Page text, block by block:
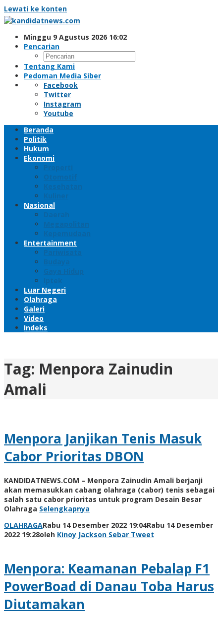
Lewati ke konten
Minggu 9 Agustus 2026 16:02
Pencarian
Tentang Kami
Pedoman Media Siber
Facebook
Twitter
Instagram
Youtube
Beranda
Politik
Hukum
Ekonomi
Properti
Otomotif
Kesehatan
Kuliner
Nasional
Daerah
Megapolitan
Kepemudaan
Entertainment
Pariwisata
Budaya
Gaya Hidup
Iptek
Luar Negeri
Olahraga
Galeri
Video
Indeks
Tag: Menpora Zainudin
Amali
Menpora Janjikan Tenis Masuk
Cabor Prioritas DBON
KANDIDATNEWS.COM – Menpora Zainudin Amali berjanji
akan memasukkan cabang olahraga (cabor) tenis sebagai
salah satu cabor prioritas untuk program Desain Besar
Olahraga Selengkapnya
OLAHRAGARabu 14 Desember 2022 19:04Rabu 14 Desember
2022 19:28oleh Kinoy Jackson Sebar Tweet
Menpora: Keamanan Pebalap F1
PowerBoad di Danau Toba Harus
Diutamakan